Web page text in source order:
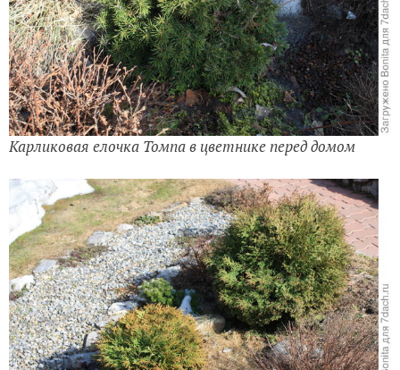
Карликовая елочка Томпа в цветнике перед домом